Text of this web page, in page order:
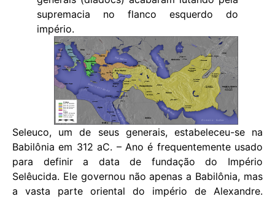
supremacia no flanco esquerdo do
império.
Seleuco, um de seus generais, estabeleceu-se na
Babilônia em 312 aC. – Ano é frequentemente usado
para definir a data de fundação do Império
Selêucida. Ele governou não apenas a Babilônia, mas
a vasta parte oriental do império de Alexandre.